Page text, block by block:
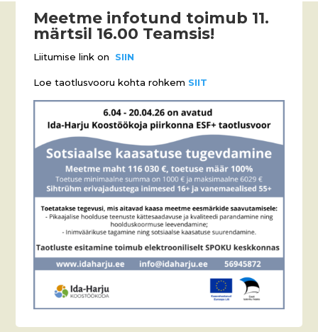
Meetme infotund toimub 11.
märtsil 16.00 Teamsis!
Liitumise link on SIIN
Loe taotlusvooru kohta rohkem SIIT